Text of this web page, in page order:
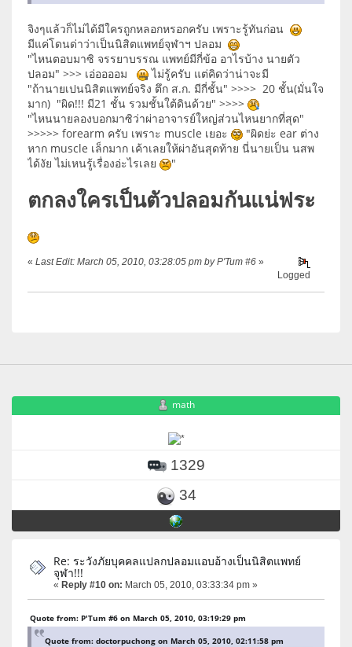
จิงๆแล้วก็ไม่ได้มีใครถูกหลอกหรอกครับ เพราะรู้ทันก่อน
มีแค่โดนด่าว่าเป็นนิสิตแพทย์จุฬาฯ ปลอม
"ไหนตอบมาซิ จรรยาบรรณ แพทย์มีกี่ข้อ อาไรบ้าง นายตัว
ปลอม" >>> เอ่ออออม
ไม่รู้ครับ แต่คิดว่าน่าจะมี
"ถ้านายเปนนิสิตแพทย์จริง ตึก ส.ก. มีกี่ชั้น" >>>> 20 ชั้น(มั่นใจ
มาก) "ผิด!!! มี21 ชั้น รวมชั้นใต้ดินด้วย" >>>>
"ไหนนายลองบอกมาซิว่าผ่าอาจารย์ใหญ่ส่วนไหนยากที่สุด"
>>>>> forearm ครับ เพราะ muscle เยอะ
"ผิดย่ะ ear ต่าง
หาก muscle เล็กมาก เค้าเลยให้ผ่าอันสุดท้าย นี่นายเป็น นสพ
ได้งัย ไม่เหนรู้เรื่องอ่ะไรเลย
"
ตกลงใครเป็นตัวปลอมกันแน่ฟระ
« Last Edit: March 05, 2010, 03:28:05 pm by P'Tum #6 »
Logged
math
1329
34
Re: ระวังภัยบุคคลแปลกปลอมแอบอ้างเป็นนิสิตแพทย์
จุฬา!!!
« Reply #10 on: March 05, 2010, 03:33:34 pm »
Quote from: P'Tum #6 on March 05, 2010, 03:19:29 pm
Quote from: doctorpuchong on March 05, 2010, 02:11:58 pm